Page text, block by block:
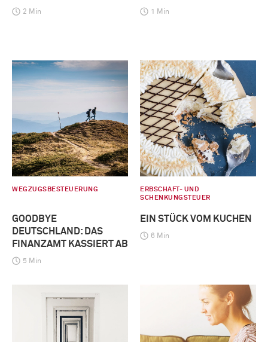
2 Min 1 Min
WEGZUGSBESTEUERUNG
GOODBYE
DEUTSCHLAND: DAS
FINANZAMT KASSIERT AB
5 Min
ERBSCHAFT- UND
SCHENKUNGSTEUER
EIN STÜCK VOM KUCHEN
6 Min